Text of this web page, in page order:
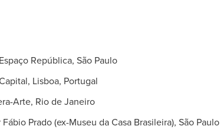
República, São Paulo
Lisboa, Portugal
Arte, Rio de Janeiro
Prado (ex-Museu da Casa Brasileira), São Paulo